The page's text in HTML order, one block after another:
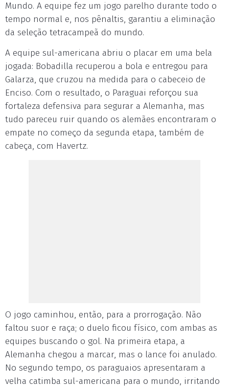
Mundo. A equipe fez um jogo parelho durante todo o
tempo normal e, nos pênaltis, garantiu a eliminação
da seleção tetracampeã do mundo.
A equipe sul-americana abriu o placar em uma bela
jogada: Bobadilla recuperou a bola e entregou para
Galarza, que cruzou na medida para o cabeceio de
Enciso. Com o resultado, o Paraguai reforçou sua
fortaleza defensiva para segurar a Alemanha, mas
tudo pareceu ruir quando os alemães encontraram o
empate no começo da segunda etapa, também de
cabeça, com Havertz.
O jogo caminhou, então, para a prorrogação. Não
faltou suor e raça; o duelo ficou físico, com ambas as
equipes buscando o gol. Na primeira etapa, a
Alemanha chegou a marcar, mas o lance foi anulado.
No segundo tempo, os paraguaios apresentaram a
velha catimba sul-americana para o mundo, irritando